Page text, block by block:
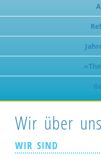
Wir über uns
WIR SIND